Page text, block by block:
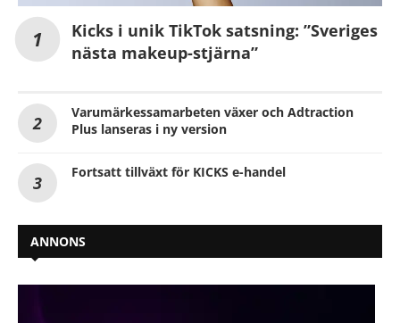
Kicks i unik TikTok satsning: ”Sveriges
nästa makeup-stjärna”
Varumärkessamarbeten växer och Adtraction
Plus lanseras i ny version
Fortsatt tillväxt för KICKS e-handel
ANNONS